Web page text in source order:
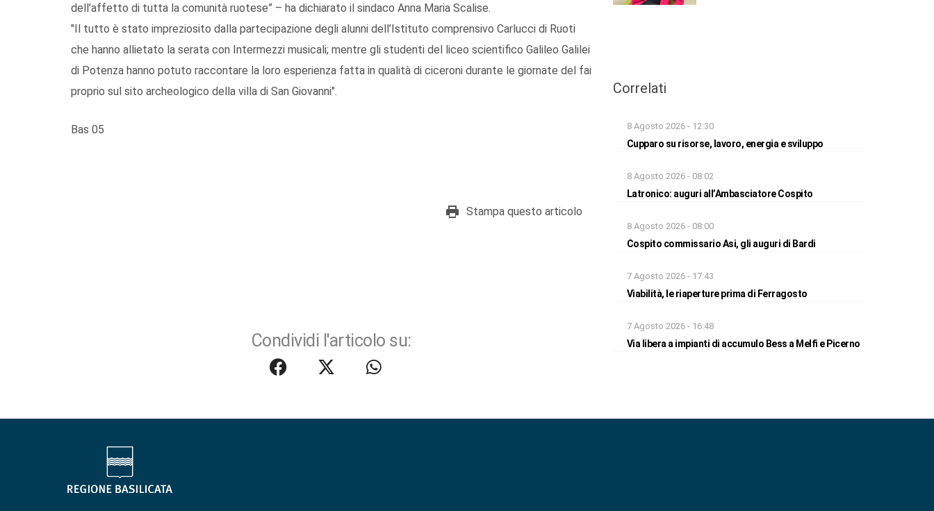
dell’affetto di tutta la comunità ruotese” – ha dichiarato il sindaco Anna Maria Scalise.
"Il tutto è stato impreziosito dalla partecipazione degli alunni dell’Istituto comprensivo Carlucci di Ruoti
che hanno allietato la serata con Intermezzi musicali; mentre gli studenti del liceo scientifico Galileo Galilei
di Potenza hanno potuto raccontare la loro esperienza fatta in qualità di ciceroni durante le giornate del fai
proprio sul sito archeologico della villa di San Giovanni".
Bas 05
Stampa questo articolo
Condividi l'articolo su:
Correlati
8 Agosto 2026 - 12:30
Cupparo su risorse, lavoro, energia e sviluppo
8 Agosto 2026 - 08:02
Latronico: auguri all’Ambasciatore Cospito
8 Agosto 2026 - 08:00
Cospito commissario Asi, gli auguri di Bardi
7 Agosto 2026 - 17:43
Viabilità, le riaperture prima di Ferragosto
7 Agosto 2026 - 16:48
Via libera a impianti di accumulo Bess a Melfi e Picerno